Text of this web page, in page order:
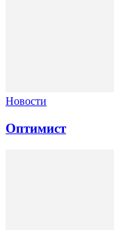
Новости
Оптимист